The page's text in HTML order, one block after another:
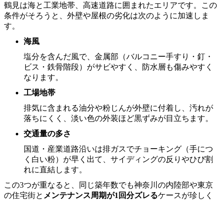
鶴見は海と工業地帯、高速道路に囲まれたエリアです。この
条件がそろうと、外壁や屋根の劣化は次のように加速しま
す。
海風
塩分を含んだ風で、金属部（バルコニー手すり・釘・
ビス・鉄骨階段）がサビやすく、防水層も傷みやすく
なります。
工場地帯
排気に含まれる油分や粉じんが外壁に付着し、汚れが
落ちにくく、淡い色の外装ほど黒ずみが目立ちます。
交通量の多さ
国道・産業道路沿いは排ガスでチョーキング（手につ
く白い粉）が早く出て、サイディングの反りやひび割
れに直結します。
この3つが重なると、同じ築年数でも神奈川の内陸部や東京
の住宅街と メンテナンス周期が1回分ズレるケースが珍しく